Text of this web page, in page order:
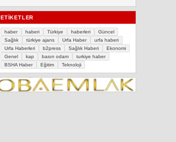
ETIKETLER
haber haberi Türkiye haberleri
Güncel
Sağlık
türkiye ajans Urfa Haber
urfa haberi
Urfa Haberleri
b2press Sağlık Haberi
Ekonomi
Genel
kap basın odam
turkiye haber
BSHA Haber
Eğitim Teknoloji